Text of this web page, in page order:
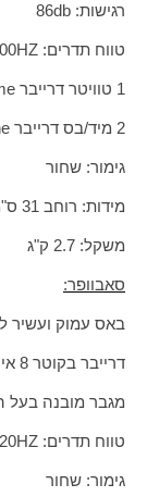
רגישות: db
86
טווח תדרים: HZ
-
1 טוויטר דרייבר
2 מיד/בס דרייבר
גימור: שחור
מידות: רוחב 31 ס"מ, גובה 12 ס"מ, עומק 12.2 ס"מ
משקל: 2.7 ק"ג
סאבוופר:
באס עמוק ועשיר
דרייבר בקוטר 8
מגבר מובנה בעל
טווח תדרים: HZ
-
גימור: שחור